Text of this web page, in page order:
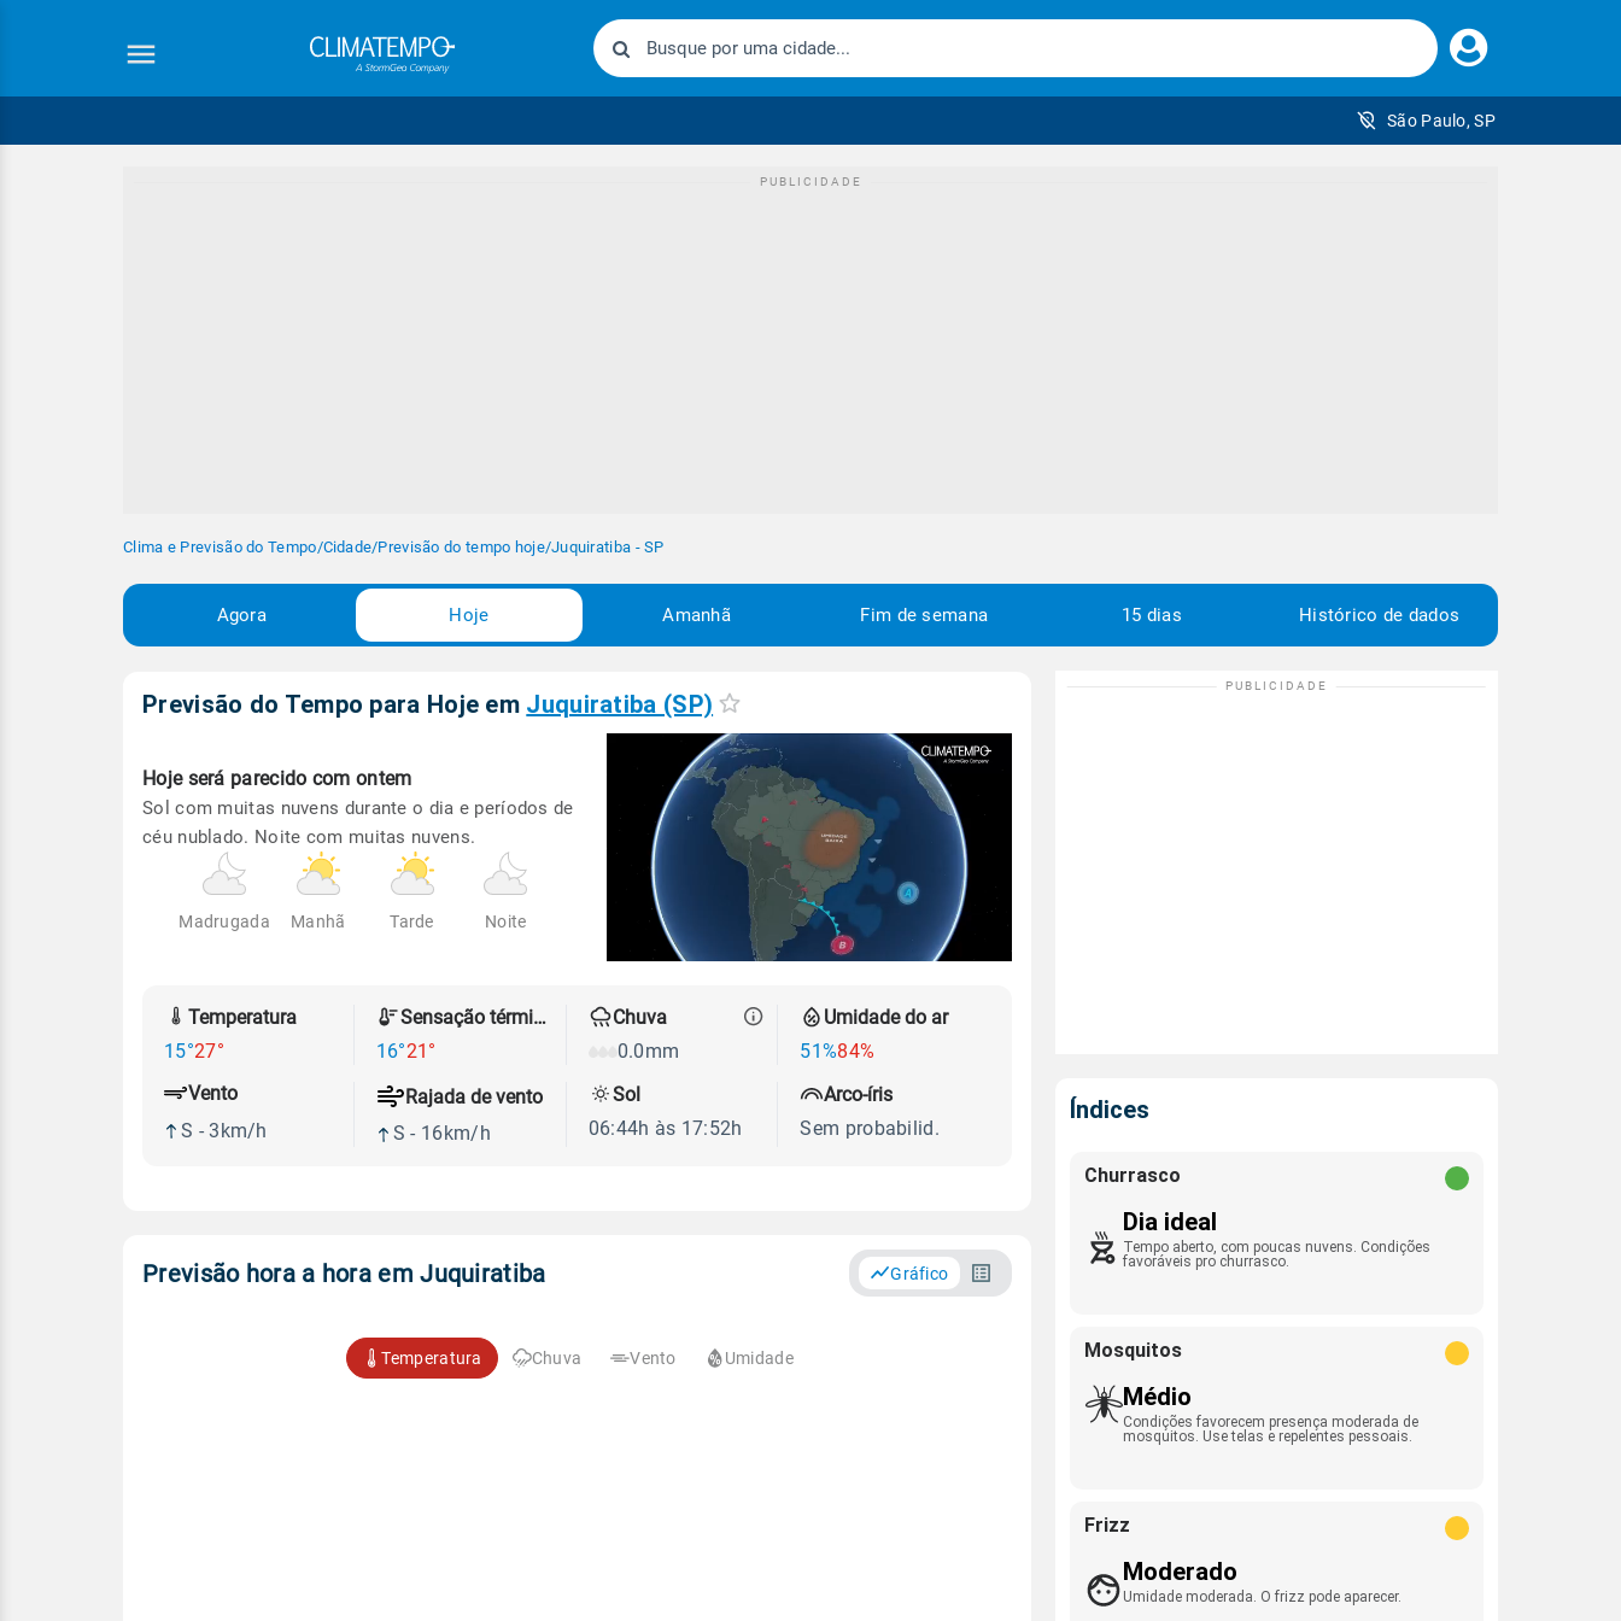
Faça
seu
São Paulo, SP
Clima e Previsão do Tempo/Cidade/Previsão do tempo hoje/Juquiratiba - SP
Agora Hoje Amanhã Fim de semana 15 dias Histórico de dados
Previsão do Tempo para Hoje em Juquiratiba (SP)
Hoje será parecido com ontem
Sol com muitas nuvens durante o dia e períodos de
céu nublado. Noite com muitas nuvens.
Madrugada Manhã Tarde Noite
Temperatura
15°27°
Sensação térmica
16°21°
Chuva
0.0mm
Umidade do ar
51%84%
Vento
S - 3km/h
Rajada de vento
S - 16km/h
Sol
06:44h às 17:52h
Arco-íris
Sem probabilid.
Previsão hora a hora em Juquiratiba Gráfico
Temperatura Chuva Vento Umidade
Índices
Churrasco
Dia ideal
Tempo aberto, com poucas nuvens. Condições
favoráveis pro churrasco.
Mosquitos
Médio
Condições favorecem presença moderada de
mosquitos. Use telas e repelentes pessoais.
Frizz
Moderado
Umidade moderada. O frizz pode aparecer.